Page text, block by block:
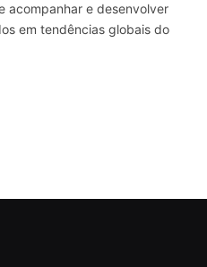
acompanhar e desenvolver
em tendências globais do